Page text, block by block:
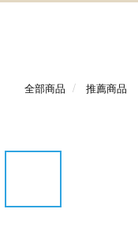
全部商品 推薦商品